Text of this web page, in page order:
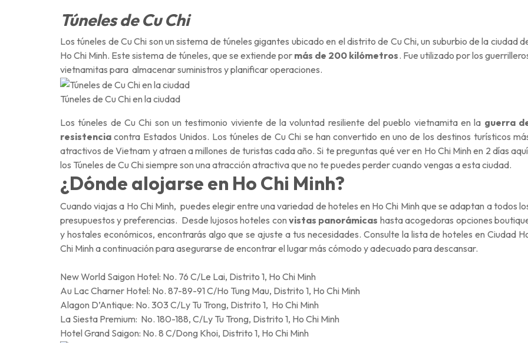
Túneles de Cu Chi
Los túneles de Cu Chi son un sistema de túneles gigantes ubicado en el distrito de Cu Chi, un suburbio de la ciudad
Ho Chi Minh. Este sistema de túneles, que se extiende por más de 200 kilómetros. Fue utilizado por los
vietnamitas para almacenar suministros y planificar operaciones.
Túneles de Cu Chi en la ciudad
Los túneles de Cu Chi son un testimonio viviente de la voluntad resiliente del pueblo vietnamita enla guerra
resistenciacontra Estados Unidos. Los túneles de Cu Chi se han convertido en uno de los destinos turísticos
atractivos de Vietnam y atraen a millones de turistas cada año. Si te preguntas qué ver en Ho Chi Minh en 2 días
los Túneles de Cu Chi siempre son una atracción atractiva que no te puedes perder cuando vengas a esta ciudad.
¿Dónde alojarse en Ho Chi Minh?
Cuando viajas a Ho Chi Minh, puedes elegir entre una variedad de hoteles en Ho Chi Minh que se adaptan a todos
presupuestos y preferencias. Desde lujosos hoteles convistas panorámicas hasta acogedoras opciones
y hostales económicos, encontrarás algo que se ajuste a tus necesidades. Consulte la lista de hoteles en Ciudad
Chi Minh a continuación para asegurarse de encontrar el lugarmás cómodo y adecuado para descansar.
New World Saigon Hotel: No. 76 C/Le Lai, Distrito 1, Ho Chi Minh
Au Lac Charner Hotel: No. 87-89-91 C/Ho Tung Mau, Distrito 1, Ho Chi Minh
Alagon D’Antique: No. 303 C/Ly Tu Trong, Distrito 1, Ho Chi Minh
La Siesta Premium: No. 180-188, C/Ly Tu Trong, Distrito 1, Ho Chi Minh
Hotel Grand Saigon: No. 8 C/Dong Khoi, Distrito 1, Ho Chi Minh